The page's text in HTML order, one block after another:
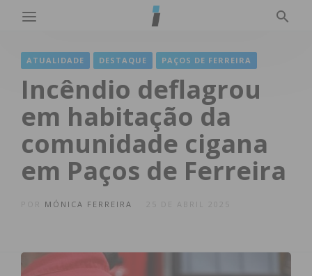
ATUALIDADE DESTAQUE PAÇOS DE FERREIRA
Incêndio deflagrou
em habitação da
comunidade cigana
em Paços de Ferreira
MÓNICA FERREIRA 25 DE ABRIL 2025